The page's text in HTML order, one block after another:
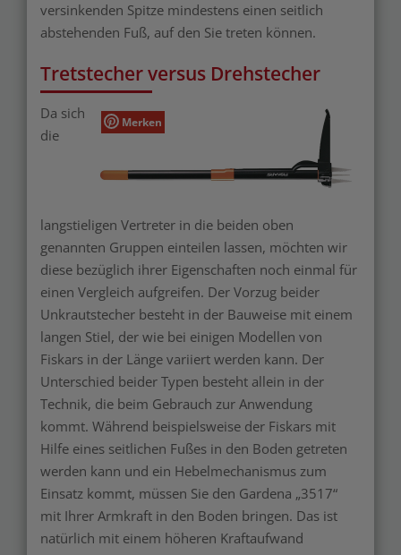
versinkenden Spitze mindestens einen seitlich
abstehenden Fuß, auf den Sie treten können.
Tretstecher versus Drehstecher
Merken
Da sich
die
langstieligen Vertreter in die beiden oben
genannten Gruppen einteilen lassen, möchten wir
diese bezüglich ihrer Eigenschaften noch einmal für
einen Vergleich aufgreifen. Der Vorzug beider
Unkrautstecher besteht in der Bauweise mit einem
langen Stiel, der wie bei einigen Modellen von
Fiskars in der Länge variiert werden kann. Der
Unterschied beider Typen besteht allein in der
Technik, die beim Gebrauch zur Anwendung
kommt. Während beispielsweise der Fiskars mit
Hilfe eines seitlichen Fußes in den Boden getreten
werden kann und ein Hebelmechanismus zum
Einsatz kommt, müssen Sie den Gardena „3517“
mit Ihrer Armkraft in den Boden bringen. Das ist
natürlich mit einem höheren Kraftaufwand